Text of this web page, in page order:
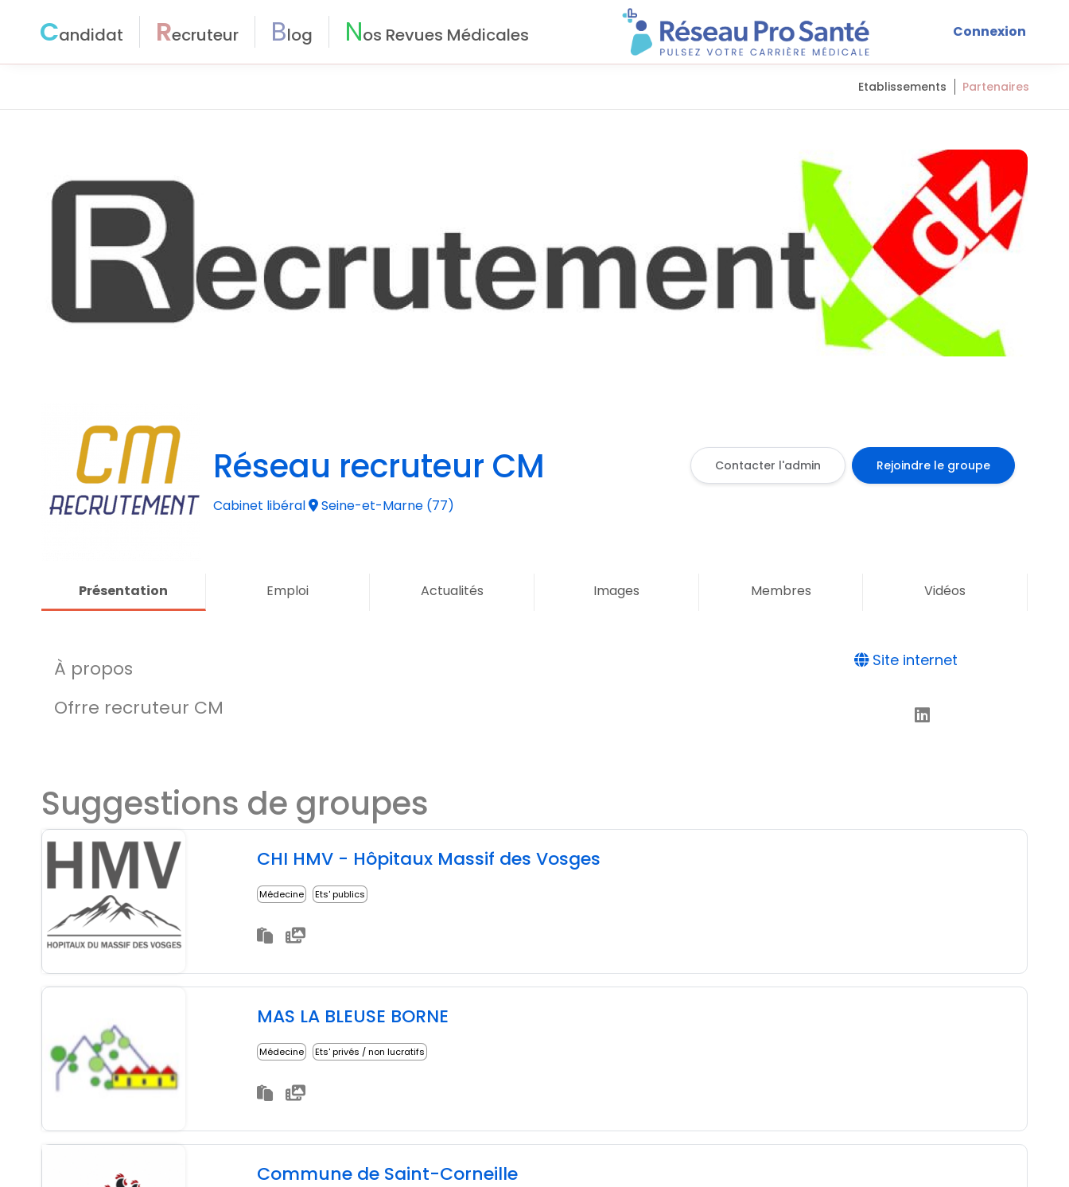
Candidat Recruteur Blog Nos Revues Médicales Connexion
Etablissements Partenaires
Réseau recruteur CM Contacter l'admin Rejoindre le groupe
Cabinet libéral Seine-et-Marne (77)
Présentation Emploi Actualités Images Membres Vidéos
À propos
Ofrre recruteur CM
Site internet
Suggestions de groupes
CHI HMV - Hôpitaux Massif des Vosges
Médecine Ets' publics
MAS LA BLEUSE BORNE
Médecine Ets' privés / non lucratifs
Commune de Saint-Corneille